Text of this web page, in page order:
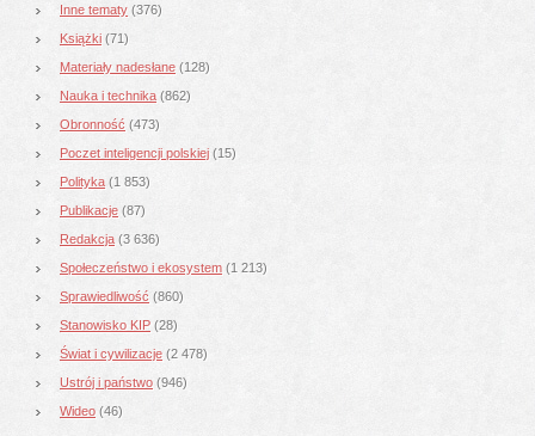
Inne tematy (376)
Książki (71)
Materiały nadesłane (128)
Nauka i technika (862)
Obronność (473)
Poczet inteligencji polskiej (15)
Polityka (1 853)
Publikacje (87)
Redakcja (3 636)
Społeczeństwo i ekosystem (1 213)
Sprawiedliwość (860)
Stanowisko KIP (28)
Świat i cywilizacje (2 478)
Ustrój i państwo (946)
Wideo (46)